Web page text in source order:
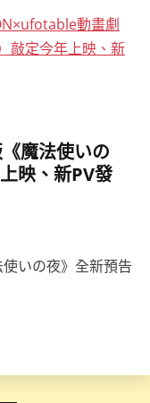
魔法使いの
映、新PV發
いの夜》全新預告